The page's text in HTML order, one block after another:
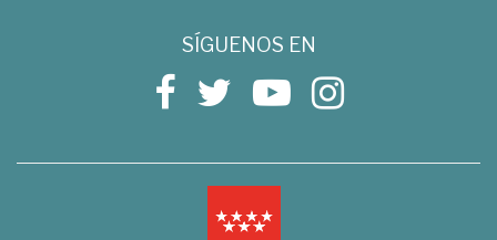
SÍGUENOS EN